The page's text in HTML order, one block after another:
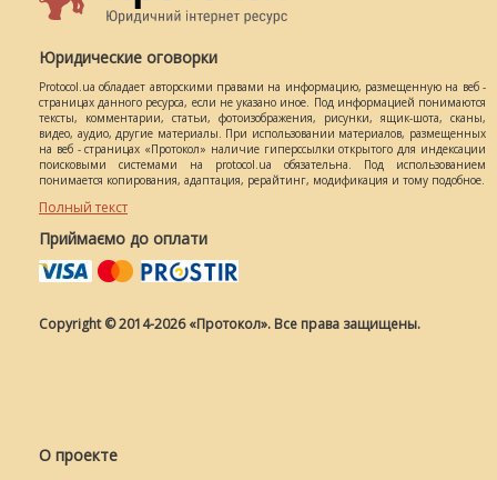
Юридические оговорки
Protocol.ua обладает авторскими правами на информацию, размещенную на веб -
страницах данного ресурса, если не указано иное. Под информацией понимаются
тексты, комментарии, статьи, фотоизображения, рисунки, ящик-шота, сканы,
видео, аудио, другие материалы. При использовании материалов, размещенных
на веб - страницах «Протокол» наличие гиперссылки открытого для индексации
поисковыми системами на protocol.ua обязательна. Под использованием
понимается копирования, адаптация, рерайтинг, модификация и тому подобное.
Полный текст
Приймаємо до оплати
Copyright © 2014-2026 «Протокол». Все права защищены.
О проекте